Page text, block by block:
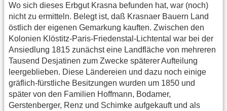
Wo sich dieses Erbgut Krasna befunden hat, war (noch)
nicht zu ermitteln. Belegt ist, daß Krasnaer Bauern Land
östlich der eigenen Gemarkung kauften. Zwischen den
Kolonien Klöstitz-Paris-Friedenstal-Lichtental war bei der
Ansiedlung 1815 zunächst eine Landfläche von mehreren
Tausend Desjatinen zum Zwecke späterer Aufteilung
leergeblieben. Diese Ländereien und dazu noch einige
gräflich-fürstliche Besitzungen wurden um 1850 und
später von den Familien Hoffmann, Bodamer,
Gerstenberger, Renz und Schimke aufgekauft und als